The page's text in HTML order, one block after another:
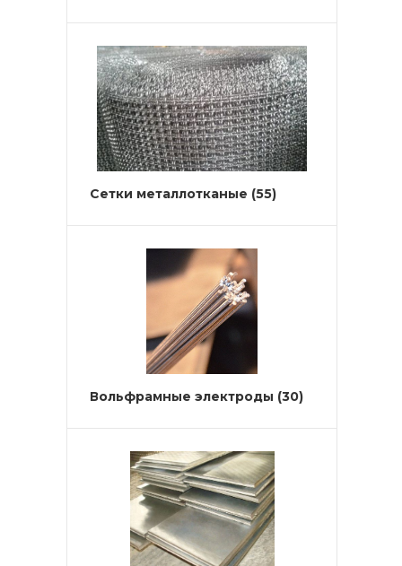
Сетки металлотканые (55)
Вольфрамные электроды (30)